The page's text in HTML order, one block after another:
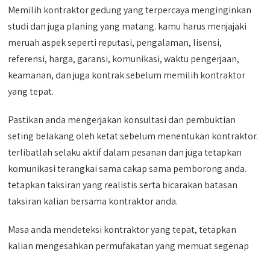
Memilih kontraktor gedung yang terpercaya menginginkan
studi dan juga planing yang matang. kamu harus menjajaki
meruah aspek seperti reputasi, pengalaman, lisensi,
referensi, harga, garansi, komunikasi, waktu pengerjaan,
keamanan, dan juga kontrak sebelum memilih kontraktor
yang tepat.
Pastikan anda mengerjakan konsultasi dan pembuktian
seting belakang oleh ketat sebelum menentukan kontraktor.
terlibatlah selaku aktif dalam pesanan dan juga tetapkan
komunikasi terangkai sama cakap sama pemborong anda.
tetapkan taksiran yang realistis serta bicarakan batasan
taksiran kalian bersama kontraktor anda.
Masa anda mendeteksi kontraktor yang tepat, tetapkan
kalian mengesahkan permufakatan yang memuat segenap